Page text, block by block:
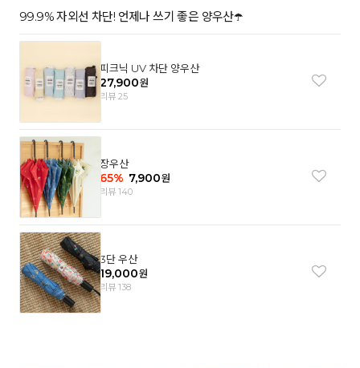
99.9% 자외선 차단! 언제나 쓰기 좋은 양우산☂️
피크닉 UV 차단 양우산
27,900원
리뷰 25
장우산
65% 7,900원
리뷰 140
3단 우산
19,000원
리뷰 138